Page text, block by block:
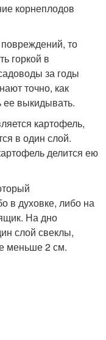
корнеплодов
то
горкой в
за годы
точно, как
ее выкидывать.
картофель,
в один слой.
делится ею
в духовке, либо на
На дно
слой свеклы,
меньше 2 см.